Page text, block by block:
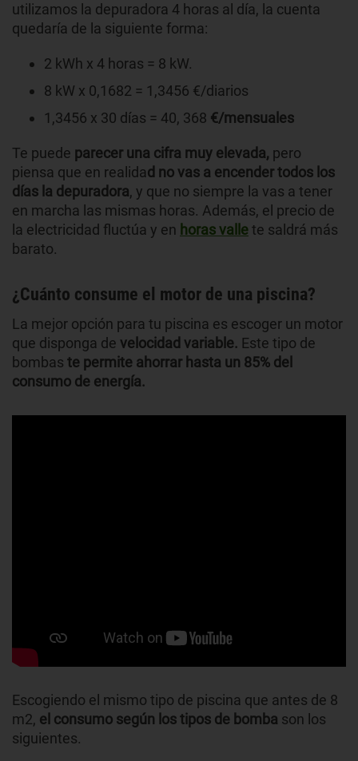
utilizamos la depuradora 4 horas al día, la cuenta
quedaría de la siguiente forma:
2 kWh x 4 horas = 8 kW.
8 kW x 0,1682 = 1,3456 €/diarios
1,3456 x 30 días = 40, 368 €/mensuales
Te puede parecer una cifra muy elevada, pero
piensa que en realidad no vas a encender todos los
días la depuradora, y que no siempre la vas a tener
en marcha las mismas horas. Además, el precio de
la electricidad fluctúa y en horas vallete saldrá más
barato.
¿Cuánto consume el motor de una piscina?
La mejor opción para tu piscina es escoger un motor
que disponga de velocidad variable. Este tipo de
bombas te permite ahorrar hasta un 85% del
consumo de energía.
Escogiendo el mismo tipo de piscina que antes de 8
m2, el consumo según los tipos de bomba son los
siguientes.